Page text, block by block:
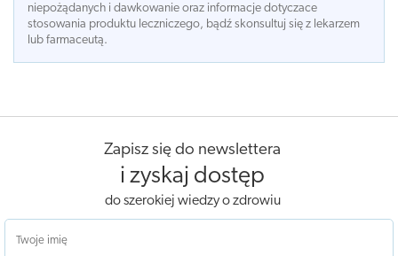
niepożądanych i dawkowanie oraz informacje dotyczace
stosowania produktu leczniczego, bądź skonsultuj się z lekarzem
lub farmaceutą.
Zapisz się do newslettera
i zyskaj dostęp
do szerokiej wiedzy o zdrowiu